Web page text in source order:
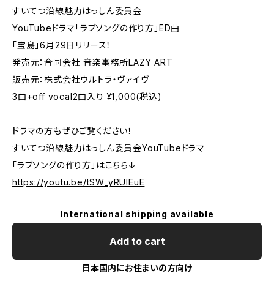
すいてつ沿線魅力はっしん委員会
YouTubeドラマ「ラブソングの作り方」ED曲
「宝島」6月29日リリース！
発売元：合同会社 音楽事務所LAZY ART
販売元：株式会社ウルトラ・ヴァイヴ
3曲+off vocal2曲入り ¥1,000(税込)
ドラマの方もぜひご覧ください！
すいてつ沿線魅力はっしん委員会YouTubeドラマ
「ラブソングの作り方」はこちら↓
https://youtu.be/tSW_yRUlEuE
International shipping available
Add to cart
日本国内にお住まいの方向け